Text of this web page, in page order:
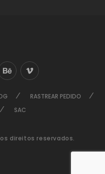
RASTREAR PEDIDO
SAC
direitos reservados.